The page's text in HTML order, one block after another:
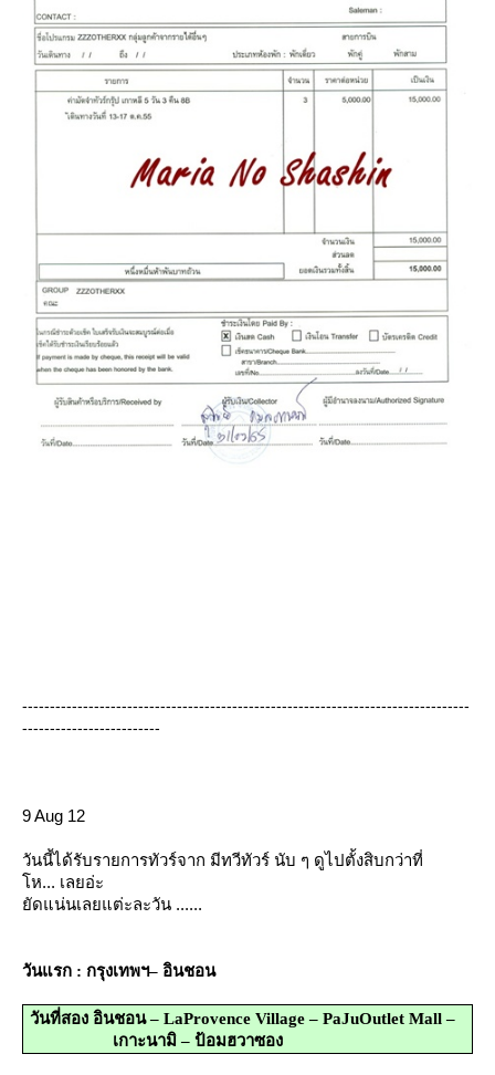
---------------------------------------------------------------------------------
-------------------------
9 Aug 12
วันนี้ได้รับรายการทัวร์จาก มีทวีทัวร์ นับ ๆ ดูไปตั้งสิบกว่าที่
ห... เลยอ่ะ
ัดแน่นเลยแต่ะละวัน ......
วันแรก : กรุงเทพฯ– อินชอน
วันที่สอง อินชอน– LaProvence Village– PaJuOutlet Mall–
เกาะนามิ – ป้อมฮวาซอง